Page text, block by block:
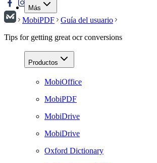
Más
MobiPDF
Guía del usuario
Tips for getting great ocr conversions
Productos
MobiOffice
MobiPDF
MobiDrive
MobiDrive
Oxford Dictionary